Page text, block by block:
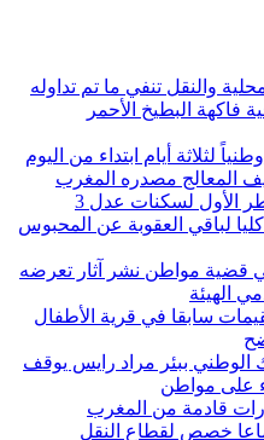
والنقل تنفي ما تم تداوله
البطيخ الأحمر
لثلاثة أيام ابتداء من اليوم
المعالج مصدره المغرب
الأول لسكنات عدل 3
لباقي العقوبة عن المحبوس
قضية مواطن نشر آثار تعرضه
الهيئة
سابقا في قرية الأطفال
الدرك الوطني ببئر مراد رايس يوقف
قادمة من المغرب
خصص لقطاع النقل